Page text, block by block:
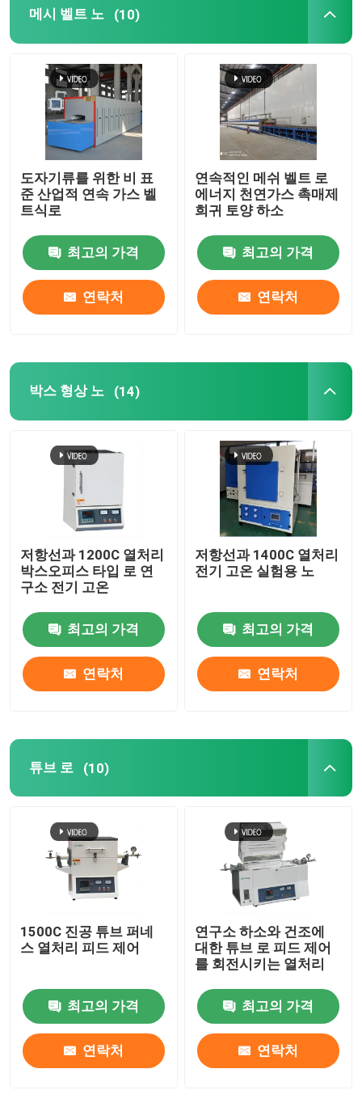
푸셔 전기로
메시 벨트 노
박스 형상 노
튜브 로
셔틀 킬른
터널 가마
환경 박스 로
용광로를 들어 올리십시오
손수레 노
로타리 킬른로
수소 환원로
진공로
롤러허스 킬른
요업로
소결로
음극과 음극 재료 노
질소 가스 발생기
열처리 용광로
메시 벨트 노 (10)
도자기류를 위한 비 표
준 산업적 연속 가스 벨
트식로
최고의 가격
연락처
연속적인 메쉬 벨트 로
에너지 천연가스 촉매제
희귀 토양 하소
최고의 가격
연락처
박스 형상 노 (14)
저항선과 1200C 열처리
박스오피스 타입 로 연
구소 전기 고온
최고의 가격
연락처
저항선과 1400C 열처리
전기 고온 실험용 노
최고의 가격
연락처
튜브 로 (10)
1500C 진공 튜브 퍼네
스 열처리 피드 제어
최고의 가격
연락처
연구소 하소와 건조에
대한 튜브 로 피드 제어
를 회전시키는 열처리
최고의 가격
연락처